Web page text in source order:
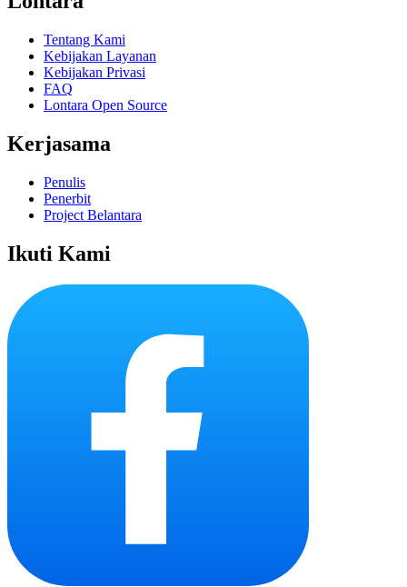
Tentang Kami
Kebijakan Layanan
Kebijakan Privasi
FAQ
Lontara Open Source
Kerjasama
Penulis
Penerbit
Project Belantara
Ikuti Kami